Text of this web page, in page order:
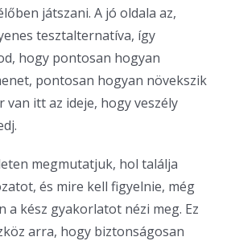
játszani. A jó oldala az,
tesztalternatíva, így
hogy pontosan hogyan
pontosan hogyan növekszik
van itt az ideje, hogy veszély
megmutatjuk, hol találja
és mire kell figyelnie, még
a kész gyakorlatot nézi meg. Ez
arra, hogy biztonságosan